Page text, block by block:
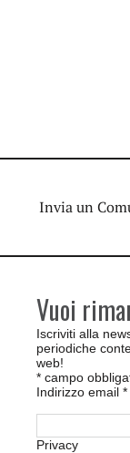
Invia un
Vuoi
Iscriviti alla
periodiche
web!
* campo
Indirizzo email *
Privacy